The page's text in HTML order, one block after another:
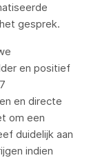
gesprek.
en positief
en directe
om een
duidelijk aan
indien